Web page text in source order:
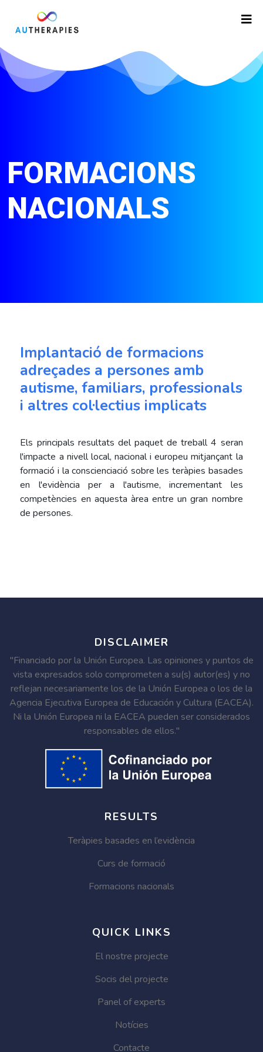
FORMACIONS
NACIONALS
Implantació de formacions
adreçades a persones amb
autisme, familiars, professionals
i altres col·lectius implicats
Els principals resultats del paquet de treball 4 seran
l'impacte a nivell local, nacional i europeu mitjançant la
formació i la conscienciació sobre les teràpies basades
en l'evidència per a l'autisme, incrementant les
competències en aquesta àrea entre un gran nombre
de persones.
DISCLAIMER
"Financiado por la Unión Europea. Las opiniones y puntos de
vista expresados solo comprometen a su(s) autor(es) y no
reflejan necesariamente los de la Unión Europea o los de la
Agencia Ejecutiva Europea de Educación y Cultura (EACEA).
Ni la Unión Europea ni la EACEA pueden ser considerados
responsables de ellos."
RESULTS
Teràpies basades en l’evidència
Curs de formació
Formacions nacionals
QUICK LINKS
El nostre projecte
Socis del projecte
Panel of experts
Notícies
Contacte